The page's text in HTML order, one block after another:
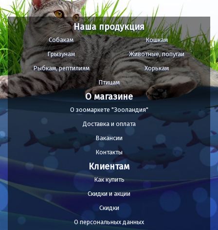
Наша продукция
Собакам
Кошкам
Грызунам
Животные, попугаи
Рыбкам, рептилиям
Хорькам
Птицам
О магазине
О зоомаркете "Зооландия"
Доставка и оплата
Вакансии
Контакты
Клиентам
Как купить
Скидки и акции
Скидки
О персональных данных